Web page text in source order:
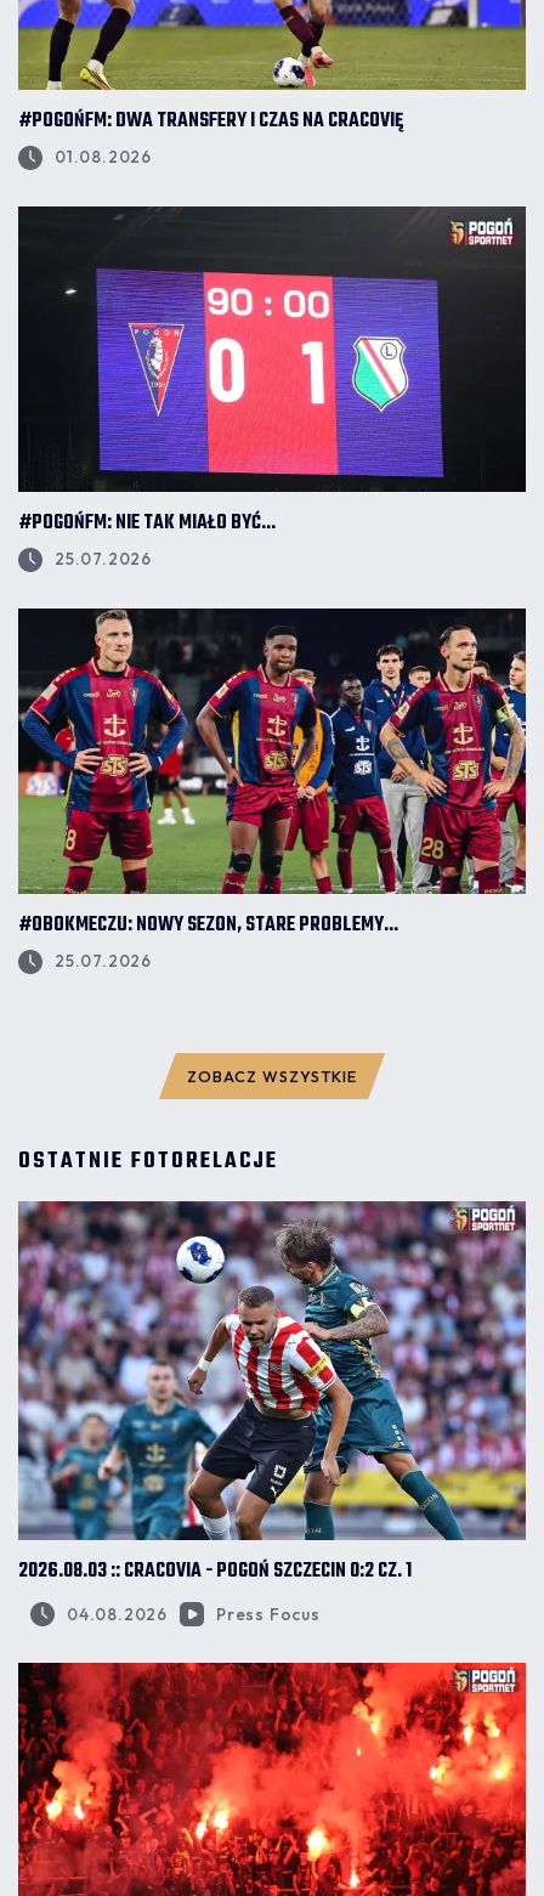
#POGOŃFM: DWA TRANSFERY I CZAS NA CRACOVIĘ
01.08.2026
#POGOŃFM: NIE TAK MIAŁO BYĆ...
25.07.2026
#OBOKMECZU: NOWY SEZON, STARE PROBLEMY...
25.07.2026
ZOBACZ WSZYSTKIE
OSTATNIE FOTORELACJE
2026.08.03 :: CRACOVIA - POGOŃ SZCZECIN 0:2 CZ. 1
04.08.2026 Press Focus